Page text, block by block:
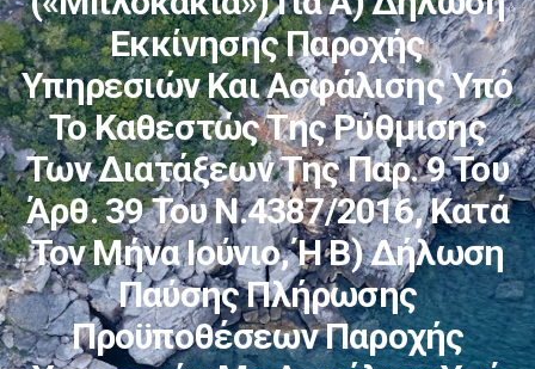
Εκκίνησης Παροχής
Υπηρεσιών Και Ασφάλισης Υπό
Το Καθεστώς Της Ρύθμισης
Των Διατάξεων Της Παρ. 9 Του
Άρθ. 39 Του Ν.4387/2016, Κατά
Τον Μήνα Ιούνιο, Ή Β) Δήλωση
Παύσης Πλήρωσης
Προϋποθέσεων Παροχής